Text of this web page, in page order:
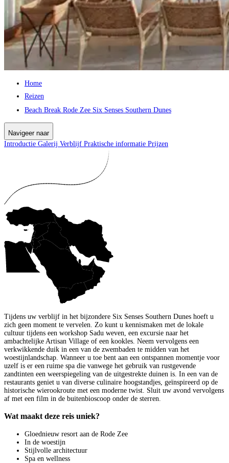
Home
Reizen
Beach Break Rode Zee Six Senses Southern Dunes
Navigeer naar
Introductie Galerij Verblijf Praktische informatie Prijzen
Tijdens uw verblijf in het bijzondere Six Senses Southern Dunes hoeft u
zich geen moment te vervelen. Zo kunt u kennismaken met de lokale
cultuur tijdens een workshop Sadu weven, een excursie naar het
ambachtelijke Artisan Village of een kookles. Neem vervolgens een
verkwikkende duik in een van de zwembaden te midden van het
woestijnlandschap. Wanneer u toe bent aan een ontspannen momentje voor
uzelf is er een ruime spa die vanwege het gebruik van rustgevende
zandtinten een weerspiegeling van de uitgestrekte duinen is. In een van de
restaurants geniet u van diverse culinaire hoogstandjes, geïnspireerd op de
historische wierookroute met een moderne twist. Sluit uw avond vervolgens
af met een film in de buitenbioscoop onder de sterren.
Wat maakt deze reis uniek?
Gloednieuw resort aan de Rode Zee
In de woestijn
Stijlvolle architectuur
Spa en wellness